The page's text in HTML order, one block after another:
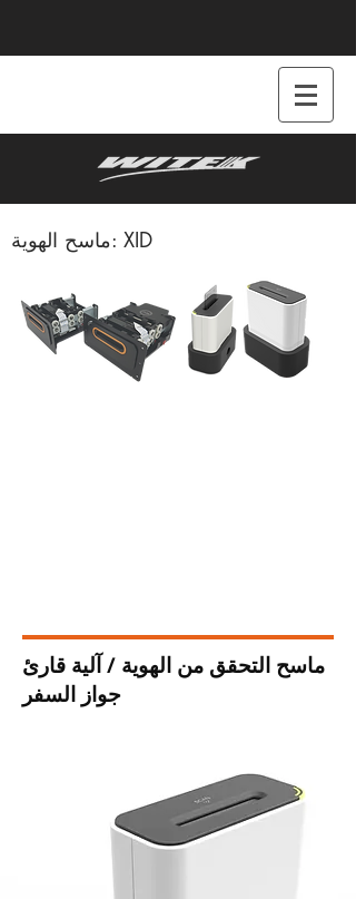
ماسح الهوية: XID
ماسح التحقق من الهوية / آلية قارئ
جواز السفر